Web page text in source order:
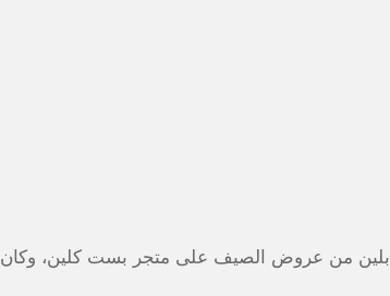
بلين من عروض الصيف على متجر بست كلين، وكان